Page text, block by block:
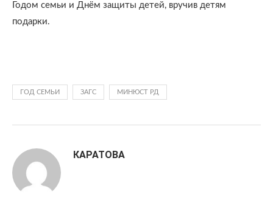
Годом семьи и Днём защиты детей, вручив детям
подарки.
ГОД СЕМЬИ ЗАГС МИНЮСТ РД
КАРАТОВА